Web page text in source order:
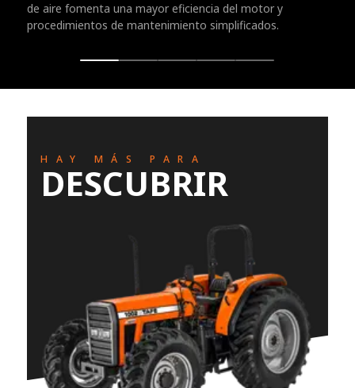
de aire fomenta una mayor eficiencia del motor y
procedimientos de mantenimiento simplificados.
HAY MÁS PARA
DESCUBRIR